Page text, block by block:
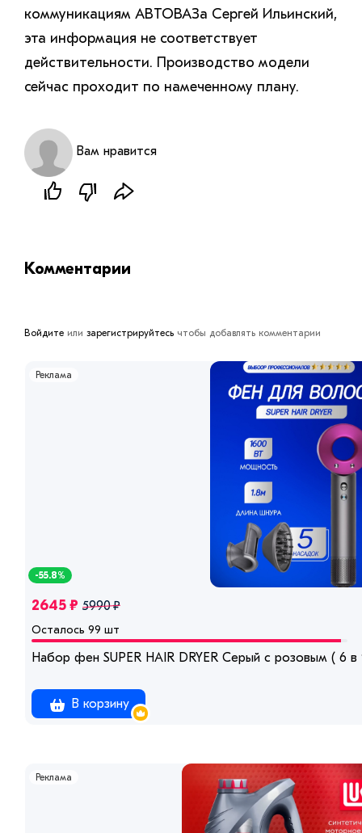
коммуникациям АВТОВАЗа Сергей Ильинский,
эта информация не соответствует
действительности. Производство модели
сейчас проходит по намеченному плану.
Вам нравится
Комментарии
Войдите или зарегистрируйтесь чтобы добавлять комментарии
Реклама
-55.8%
2645 ₽ 5990 ₽
Осталось 99 шт
Набор фен SUPER HAIR DRYER Серый с розовым ( 6 в
В корзину
Реклама